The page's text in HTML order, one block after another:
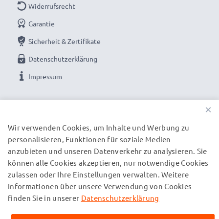
Kamera-Akkus
Marke: CELLONIC Camera Replacement Battery
Spannung / Kapazität: 3.6V - 3.7V / 4040mAh
Zelltyp: Lithium Ionen Kamera Ersatzakku
Passend für: Kompaktkamera, Spiegelreflexkamera,
Systemkamera die den VW-VBK180 VW-VBT190
Schonend Laden, verlängerte Akku-Lebensdauer: LED
Kamera Akku Ladegerät Panasonic VW-BC10
Kurze Ladezeit und schnelle Aufladung befreien
von langen Ladepausen
✔ Netzgerät mit wertiger Verarbeitung: Flexibles,
bruchsicheres Stromkabel / Ladestecker inkl
Widerrufsrecht
Garantie
Sicherheit & Zertifikate
Datenschutzerklärung
Impressum
UNSERE VERSANDPARTNER
© subtel.de 2026
Alle Preise verstehen sich inklusive Mehrwertsteuer und
zuzüglich Versandkosten. Bitte beachten Sie, dass alle
Inhaber sind und ausschließlich zur Information über unsere
×
Wir verwenden Cookies, um Inhalte und Werbung zu
personalisieren, Funktionen für soziale Medien
anzubieten und unseren Datenverkehr zu analysieren. Sie
können alle Cookies akzeptieren, nur notwendige Cookies
zulassen oder Ihre Einstellungen verwalten. Weitere
Informationen über unsere Verwendung von Cookies
finden Sie in unserer Datenschutzerklärung